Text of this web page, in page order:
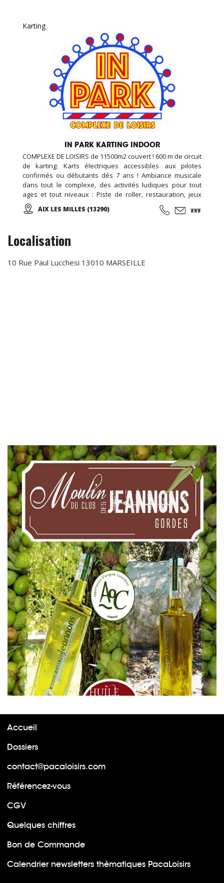
Karting
IN PARK KARTING INDOOR
COMPLEXE DE LOISIRS de 11500m2 couvert ! 600 m de circuit
de karting: Karts électriques accessibles aux pilotes
confirmés ou débutants dés 7 ans ! Ambiance musicale
dans tout le complexe, des activités ludiques pour tout
ages et tout niveaux : Piste de roller, restauration, jeux
vidéo et simulateurs, laser game, salle de loisirs enfant,
anniversaires, soirées événementielles, séminaires
AIX LES MILLES (13290)
Localisation
10 Rue Paul Lucchesi 13010 MARSEILLE
Accueil
Dossiers
contact@pacaloisirs.com
Référencez-vous
CGV
Quelques chiffres
Bon de Commande
Calendrier newsletters thèmatiques PacaLoisirs